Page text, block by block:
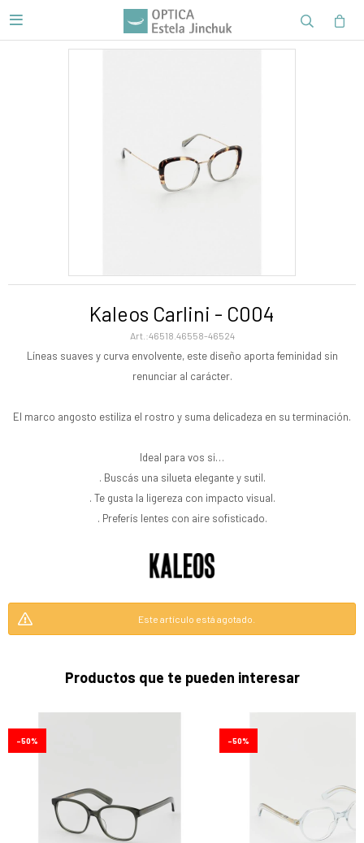

Kaleos Carlini - C004
46518.46558-46524
Líneas suaves y curva envolvente, este diseño aporta feminidad sin
renunciar al carácter.
El marco angosto estiliza el rostro y suma delicadeza en su terminación.
Ideal para vos si…
. Buscás una silueta elegante y sutil.
. Te gusta la ligereza con impacto visual.
. Preferís lentes con aire sofisticado.
Este artículo está agotado.
Productos que te pueden interesar
50 50